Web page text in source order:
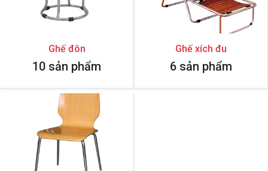
Ghế đôn
10 sản phẩm
Ghế xích đu
6 sản phẩm